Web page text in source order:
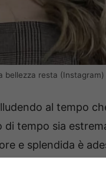
bellezza resta
al tempo
tempo sia
e splendida è
mondiale. L’ex